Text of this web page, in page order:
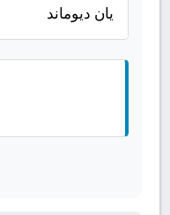
يان ديوماند